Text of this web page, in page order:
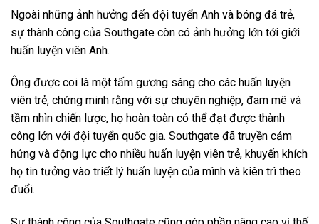
Ngoài những ảnh hưởng đến đội tuyển Anh và bóng đá trẻ,
sự thành công của Southgate còn có ảnh hưởng lớn tới giới
huấn luyện viên Anh.
Ông được coi là một tấm gương sáng cho các huấn luyện
viên trẻ, chứng minh rằng với sự chuyên nghiệp, đam mê và
tầm nhìn chiến lược, họ hoàn toàn có thể đạt được thành
công lớn với đội tuyển quốc gia. Southgate đã truyền cảm
hứng và động lực cho nhiều huấn luyện viên trẻ, khuyến khích
họ tin tưởng vào triết lý huấn luyện của mình và kiên trì theo
đuổi.